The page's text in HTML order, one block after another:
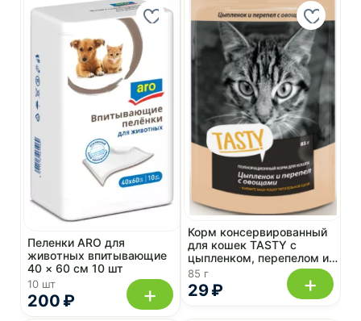
200 ₽
Пеленки ARO для
животных впитывающие
40 × 60 см 10 шт
10 шт + 29 ₽
Корм консервированный
для кошек TASTY с
цыпленком, перепелом и
овощами в желе 85 г, пауч
85 г +